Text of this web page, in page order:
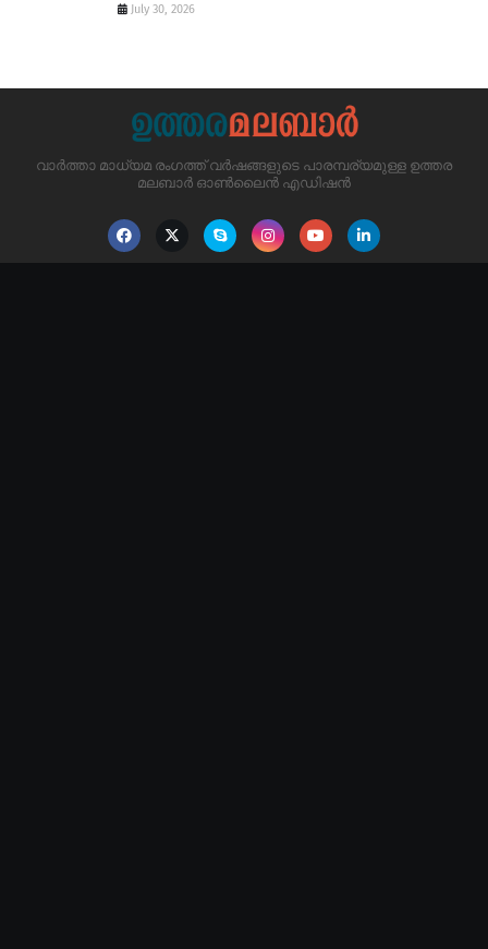
July 30, 2026
വാർത്താ മാധ്യമ രംഗത്ത് വർഷങ്ങളുടെ പാരമ്പര്യമുള്ള ഉത്തര
മലബാർ ഓൺലൈൻ എഡിഷൻ